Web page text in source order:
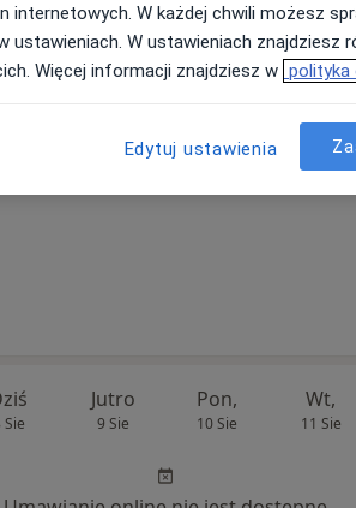
Sie
Jutro
9 Sie
Pon,
10 Sie
Wt,
11 Sie
Sie
Jutro
9 Sie
Pon,
10 Sie
Wt,
11 Sie
internetowych. W każdej chwili możesz
ustawieniach. W ustawieniach znajdziesz
Więcej informacji znajdziesz w polityka
Edytuj ustawienia